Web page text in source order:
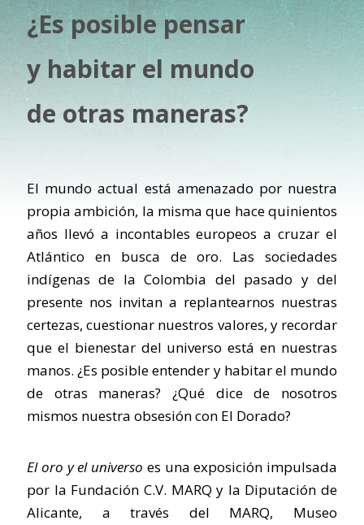
¿Es posible pensar
y habitar el mundo
de otras maneras?
El mundo actual está amenazado por nuestra
propia ambición, la misma que hace quinientos
años llevó a incontables europeos a cruzar el
Atlántico en busca de oro. Las sociedades
indígenas de la Colombia del pasado y del
presente nos invitan a replantearnos nuestras
certezas, cuestionar nuestros valores, y recordar
que el bienestar del universo está en nuestras
manos. ¿Es posible entender y habitar el mundo
de otras maneras? ¿Qué dice de nosotros
mismos nuestra obsesión con El Dorado?
El oro y el universo es una exposición impulsada
por la Fundación C.V. MARQ y la Diputación de
Alicante, a través del MARQ, Museo